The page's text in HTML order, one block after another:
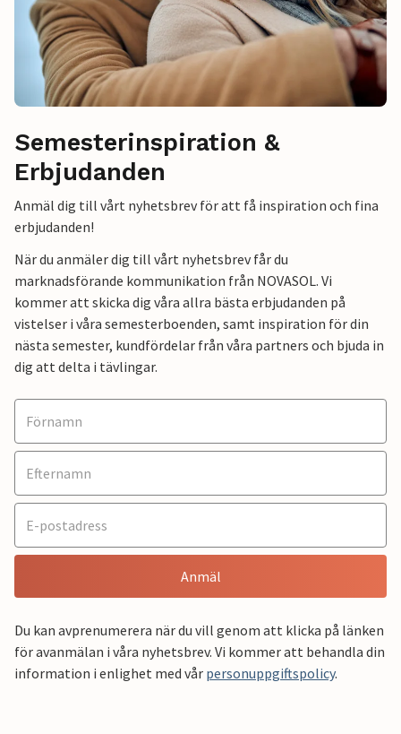
Semesterinspiration &
Erbjudanden
Anmäl dig till vårt nyhetsbrev för att få inspiration och fina
erbjudanden!
När du anmäler dig till vårt nyhetsbrev får du
marknadsförande kommunikation från NOVASOL. Vi
kommer att skicka dig våra allra bästa erbjudanden på
vistelser i våra semesterboenden, samt inspiration för din
nästa semester, kundfördelar från våra partners och bjuda in
dig att delta i tävlingar.
Anmäl
Du kan avprenumerera när du vill genom att klicka på länken
för avanmälan i våra nyhetsbrev. Vi kommer att behandla din
information i enlighet med vår personuppgiftspolicy.